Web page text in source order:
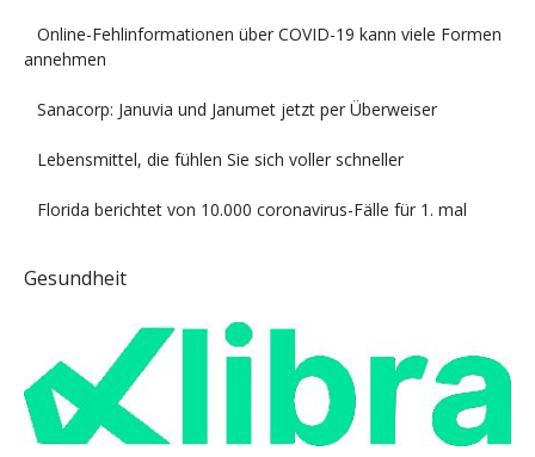
Online-Fehlinformationen über COVID-19 kann viele Formen
annehmen
Sanacorp: Januvia und Janumet jetzt per Überweiser
Lebensmittel, die fühlen Sie sich voller schneller
Florida berichtet von 10.000 coronavirus-Fälle für 1. mal
Gesundheit